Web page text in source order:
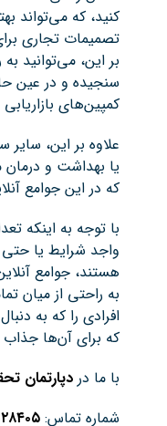
کنید، که می‌تواند
تصمیمات تجاری
بر این، می‌توانید
سنجیده و در عین
کمپین‌های
علاوه بر این،
یا بهداشت و
که در این جوامع
با توجه به اینکه
واجد شرایط یا حتی
هستند، جوامع
به راحتی از میان
افرادی را که به
که برای آن‌ها
با ما دردپارتمان
شماره تماس: